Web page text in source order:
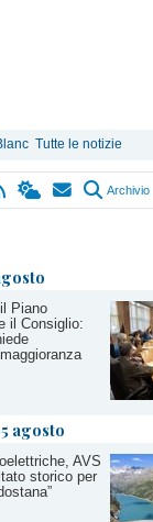
Tutte le notizie
Archivio
Piano
il Consiglio:
agosto
AVS
storico per